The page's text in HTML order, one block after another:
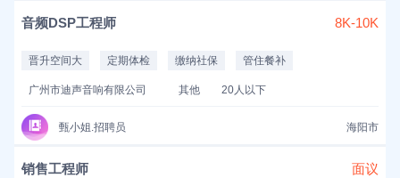
音频DSP工程师 8K-10K
晋升空间大 定期体检 缴纳社保 管住餐补
广州市迪声音响有限公司 其他 20人以下
甄小姐.招聘员 海阳市
销售工程师 面议